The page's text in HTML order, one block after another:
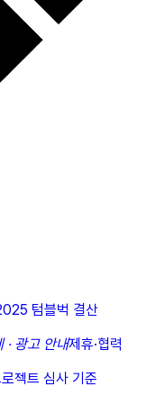
텀블벅 결산
· 광고 안내제휴·협력
젝트 심사 기준